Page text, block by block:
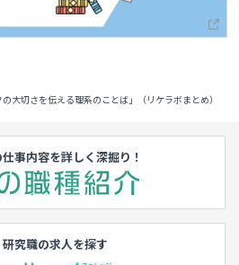
大切さを伝える理系のことば」（リケラボまとめ）
事内容を詳しく深掘り！
究職の求人を探す